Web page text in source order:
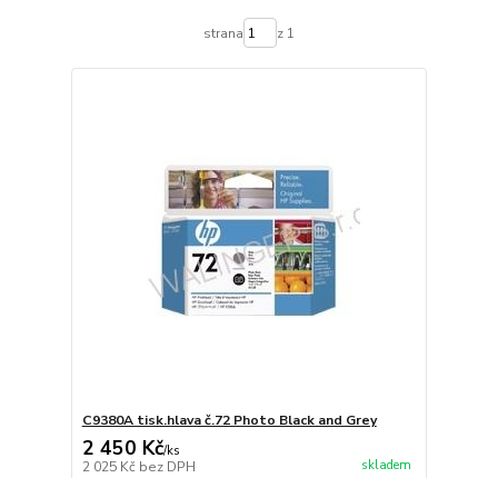
strana z 1
C9380A tisk.hlava č.72 Photo Black and Grey
2 450 Kč/ks
2 025 Kč bez DPH skladem